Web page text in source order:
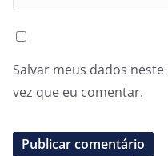
Salvar meus dados
vez que eu comentar.